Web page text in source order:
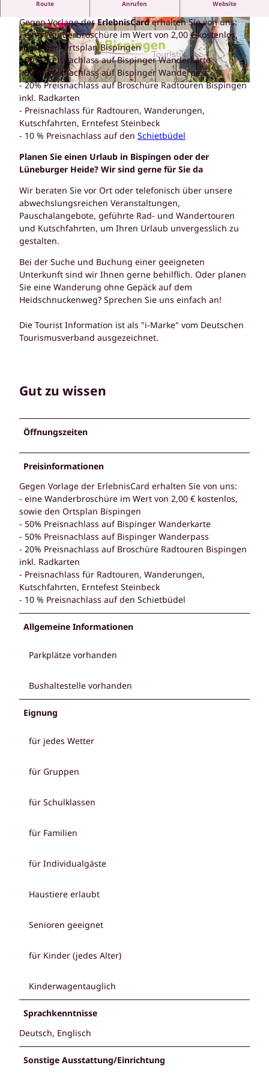
© Bispingen Touristik, SNAPSHOTZ BY PETRAFISCHER |CC-BY-SA
© ErlebnisCard Lüneburger Heide, Bispingen T
ouristik e.V. |CC-BY-SA
© Bispingen Touristik e.V. |CC-BY-SA
Route Anrufen Website
Ihre Tourist Information Bispingen Touristik
Gegen Vorlage derErlebnisCarderhalten Sie von uns:
- eine Wanderbroschüre im Wert von 2,00 € kostenlos,
sowie den Ortsplan Bispingen
- 50% Preisnachlass auf Bispinger Wanderkarte
- 50% Preisnachlass auf Bispinger Wanderpass
- 20% Preisnachlass auf Broschüre Radtouren Bispingen
inkl. Radkarten
- Preisnachlass für Radtouren, Wanderungen,
Kutschfahrten, Erntefest Steinbeck
- 10 % Preisnachlass auf den Schietbüdel
Planen Sie einen Urlaub in Bispingen oder der
Lüneburger Heide? Wir sind gerne für Sie da
Wir beraten Sie vor Ort oder telefonisch über unsere
abwechslungsreichen Veranstaltungen,
Pauschalangebote, geführte Rad- und Wandertouren
und Kutschfahrten, um Ihren Urlaub unvergesslich zu
gestalten.
Bei der Suche und Buchung einer geeigneten
Unterkunft sind wir Ihnen gerne behilflich. Oder planen
Sie eine Wanderung ohne Gepäck auf dem
Heidschnuckenweg? Sprechen Sie uns einfach an!
Die Tourist Information ist als "i-Marke" vom Deutschen
Tourismusverband ausgezeichnet.
Gut zu wissen
Öffnungszeiten
Preisinformationen
Gegen Vorlage der ErlebnisCard erhalten Sie von uns:
- eine Wanderbroschüre im Wert von 2,00 € kostenlos,
sowie den Ortsplan Bispingen
- 50% Preisnachlass auf Bispinger Wanderkarte
- 50% Preisnachlass auf Bispinger Wanderpass
- 20% Preisnachlass auf Broschüre Radtouren Bispingen
inkl. Radkarten
- Preisnachlass für Radtouren, Wanderungen,
Kutschfahrten, Erntefest Steinbeck
- 10 % Preisnachlass auf den Schietbüdel
Allgemeine Informationen
Parkplätze vorhanden
Bushaltestelle vorhanden
Eignung
für jedes Wetter
für Gruppen
für Schulklassen
für Familien
für Individualgäste
Haustiere erlaubt
Senioren geeignet
für Kinder (jedes Alter)
Kinderwagentauglich
Sprachkenntnisse
Deutsch, Englisch
Sonstige Ausstattung/Einrichtung